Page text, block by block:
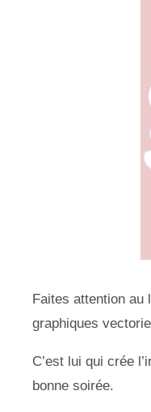
Faites attention au
graphiques
C’est lui qui crée
bonne soirée.